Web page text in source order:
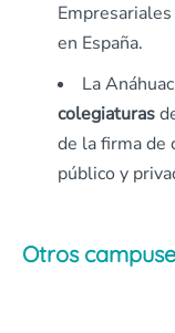
en España.
La
colegiaturas
de la firma de
público y
Otros